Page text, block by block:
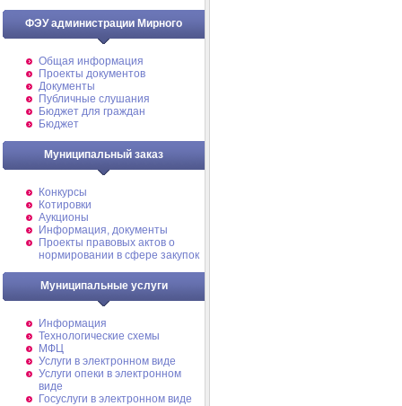
ФЭУ администрации Мирного
Общая информация
Проекты документов
Документы
Публичные слушания
Бюджет для граждан
Бюджет
Муниципальный заказ
Конкурсы
Котировки
Аукционы
Информация, документы
Проекты правовых актов о
нормировании в сфере закупок
Муниципальные услуги
Информация
Технологические схемы
МФЦ
Услуги в электронном виде
Услуги опеки в электронном
виде
Госуслуги в электронном виде